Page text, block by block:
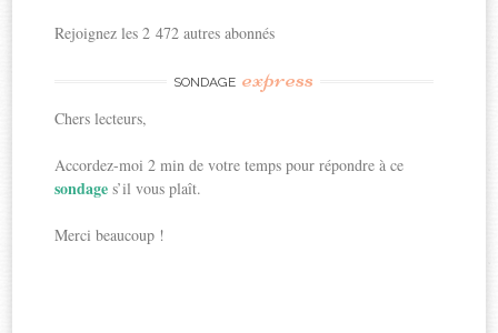
Rejoignez les 2 472 autres abonnés
SONDAGE express
Chers lecteurs,
Accordez-moi 2 min de votre temps pour répondre à ce
sondages’il vous plaît.
Merci beaucoup !